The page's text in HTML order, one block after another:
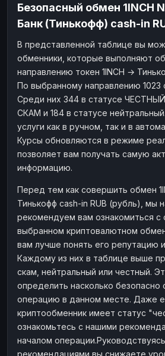
ВТБ
ДЕНЕЖНЫЕ
ЗК USD
WU USD
ЗК
WU
НАЛИЧНЫЕ
Наличные
Наличные USD
Наличные
Безопасный обмен 1INCH
Банк (Тинькофф) cash-in
В представленной таблице вы
обменники, которые выполняют
направлению токен 1INCH →
По выбранному направлению 1023
Среди них 344 в статусе
СКАМ и 184 в статусе
услуги как в ручном, так и в
Курсы обновляются в режиме
позволяет вам получать самую
информацию.
Перед тем как совершить обмен
Тинькофф cash-in RUB (рубль), мы
рекомендуем вам ознакомиться с
выбранном криптовалютном
вам лучше понять его репутацию
Каждому из них в таблице выше
скам, нейтральный или честный.
определить насколько безопасно
операцию в данном месте. Даже
криптообменник имеет статус
ознакомьтесь с нашими
началом
рекомендациями вы снижаете